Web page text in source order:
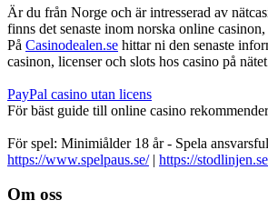
Är du från Norge och är intresserad av
finns det senaste inom norska online
På Casinodealen.se hittar ni den senaste
casinon, licenser och slots hos casino på
PayPal casino utan licens
För bäst guide till online casino
För spel: Minimiålder 18 år - Spela
https://www.spelpaus.se/| https://
Footer
Om oss